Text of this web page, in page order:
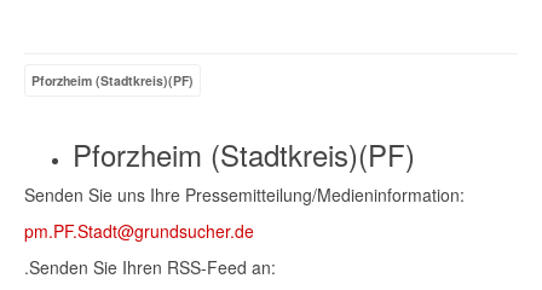
Pforzheim (Stadtkreis)(PF)
Pforzheim (Stadtkreis)(PF)
Senden Sie uns Ihre Pressemitteilung/Medieninformation:
pm.PF.Stadt@grundsucher.de
.Senden Sie Ihren RSS-Feed an: